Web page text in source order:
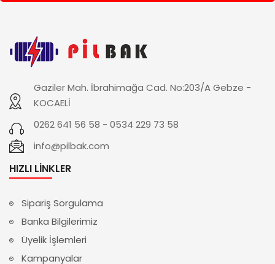
Gaziler Mah. İbrahimağa Cad. No:203/A Gebze -
KOCAELİ
0262 641 56 58 - 0534 229 73 58
info@pilbak.com
HIZLI LINKLER
Sipariş Sorgulama
Banka Bilgilerimiz
Üyelik İşlemleri
Kampanyalar